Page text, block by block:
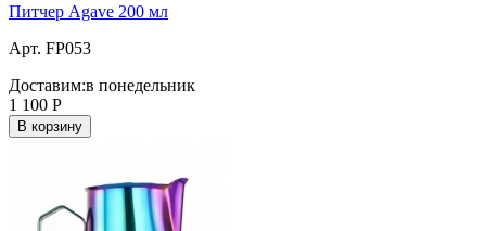
Питчер Agave 200 мл
Арт. FP053
Доставим:в понедельник
1 100 Р
В корзину